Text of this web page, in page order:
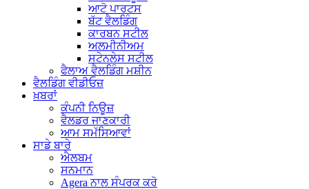
ਆਟੋ ਪਾਰਟਸ
ਬੱਟ ਵੈਲਡਿੰਗ
ਕਾਰਬਨ ਸਟੀਲ
ਅਲਮੀਨੀਅਮ
ਸਟੇਨਲੇਸ ਸਟੀਲ
ਫੈਲਾਅ ਵੈਲਡਿੰਗ ਮਸ਼ੀਨ
ਵੈਲਡਿੰਗ ਵੀਡੀਓਜ਼
ਖ਼ਬਰਾਂ
ਕੰਪਨੀ ਨਿਊਜ਼
ਵੈਲਡਰ ਜਾਣਕਾਰੀ
ਆਮ ਸਮੱਸਿਆਵਾਂ
ਸਾਡੇ ਬਾਰੇ
ਐਲਬਮ
ਸਨਮਾਨ
Agera ਨਾਲ ਸੰਪਰਕ ਕਰੋ